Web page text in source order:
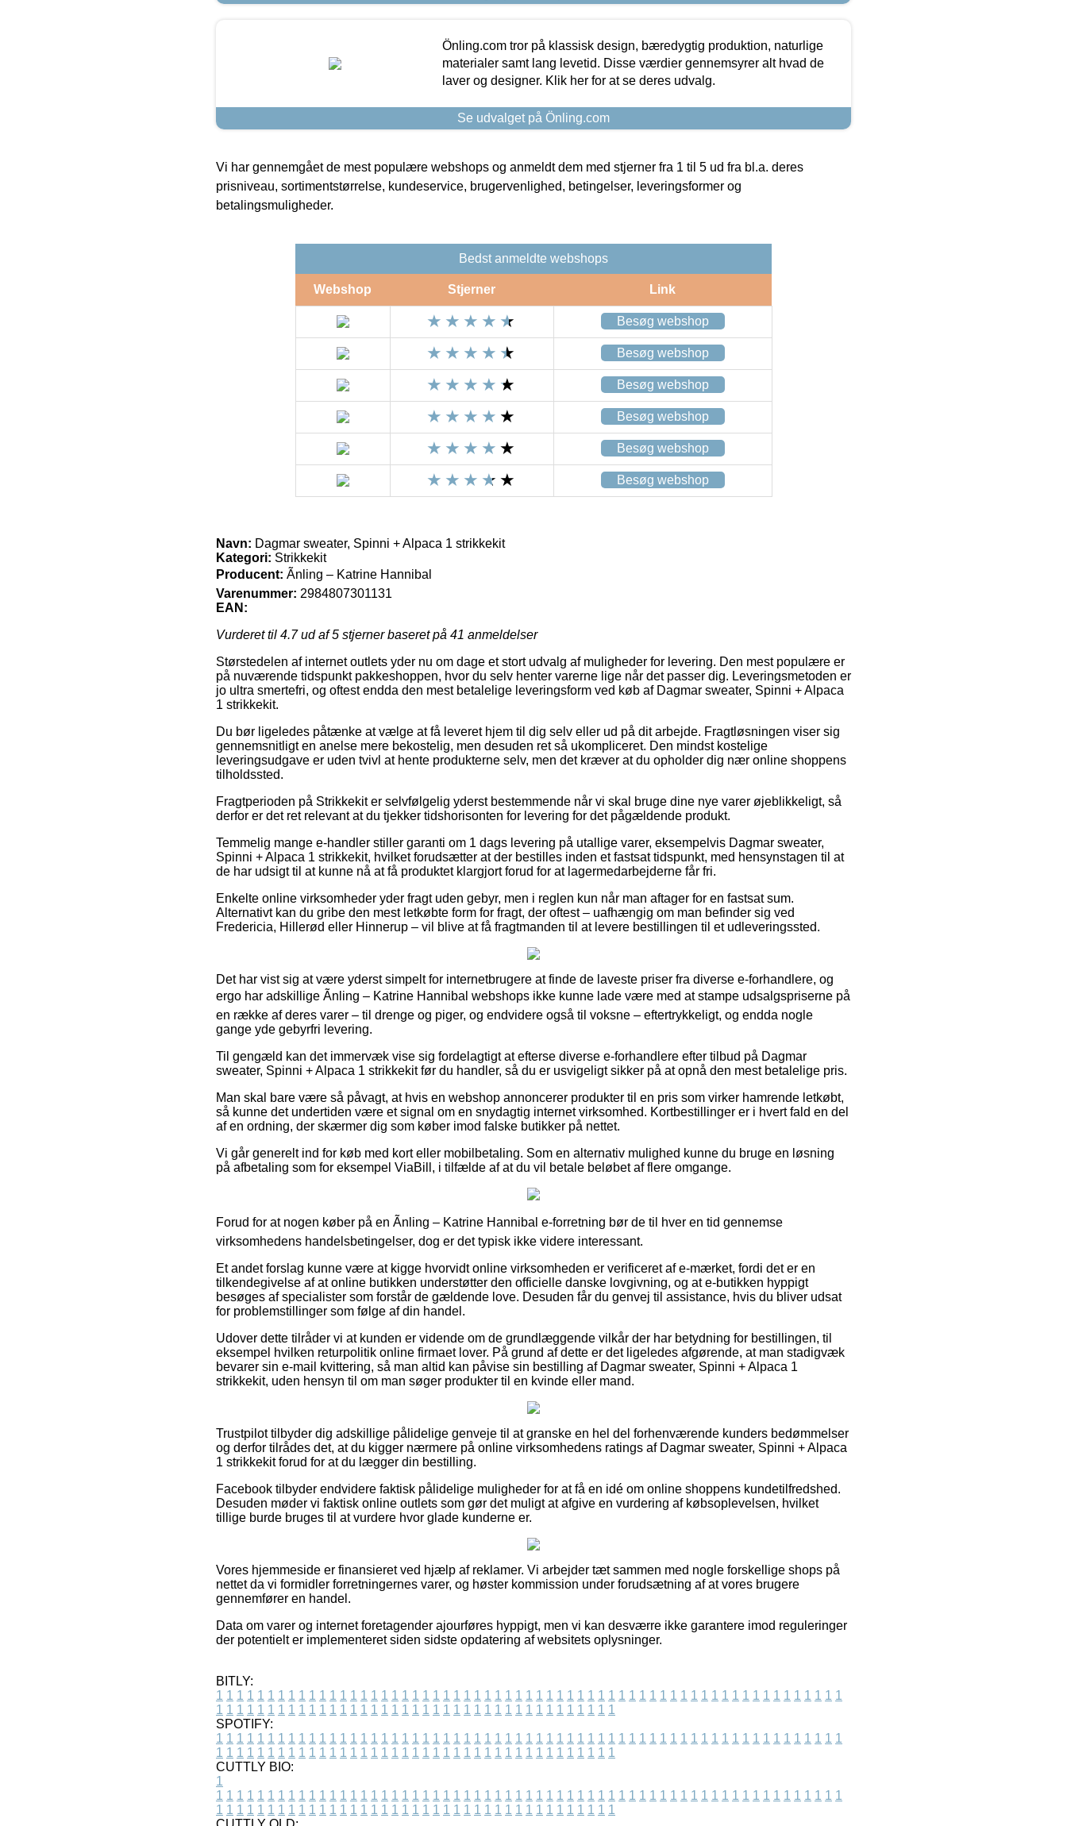
Önling.com tror på klassisk design, bæredygtig produktion, naturlige
materialer samt lang levetid. Disse værdier gennemsyrer alt hvad de
laver og designer. Klik her for at se deres udvalg.
Se udvalget på Önling.com
Vi har gennemgået de mest populære webshops og anmeldt dem med stjerner fra 1 til 5 ud fra bl.a. deres
prisniveau, sortimentstørrelse, kundeservice, brugervenlighed, betingelser, leveringsformer og
betalingsmuligheder.
Bedst anmeldte webshops
Webshop Stjerner Link
Besøg webshop
Besøg webshop
Besøg webshop
Besøg webshop
Besøg webshop
Besøg webshop
Navn: Dagmar sweater, Spinni + Alpaca 1 strikkekit
Kategori: Strikkekit
Producent: Ãnling – Katrine Hannibal
Varenummer: 2984807301131
EAN:
Vurderet til 4.7ud af 5 stjerner baseret på 41 anmeldelser
Størstedelen af internet outlets yder nu om dage et stort udvalg af muligheder for levering. Den mest populære er
på nuværende tidspunkt pakkeshoppen, hvor du selv henter varerne lige når det passer dig. Leveringsmetoden er
jo ultra smertefri, og oftest endda den mest betalelige leveringsform ved køb af Dagmar sweater, Spinni + Alpaca
1 strikkekit.
Du bør ligeledes påtænke at vælge at få leveret hjem til dig selv eller ud på dit arbejde. Fragtløsningen viser sig
gennemsnitligt en anelse mere bekostelig, men desuden ret så ukompliceret. Den mindst kostelige
leveringsudgave er uden tvivl at hente produkterne selv, men det kræver at du opholder dig nær online shoppens
tilholdssted.
Fragtperioden på Strikkekit er selvfølgelig yderst bestemmende når vi skal bruge dine nye varer øjeblikkeligt, så
derfor er det ret relevant at du tjekker tidshorisonten for levering for det pågældende produkt.
Temmelig mange e-handler stiller garanti om 1 dags levering på utallige varer, eksempelvis Dagmar sweater,
Spinni + Alpaca 1 strikkekit, hvilket forudsætter at der bestilles inden et fastsat tidspunkt, med hensynstagen til at
de har udsigt til at kunne nå at få produktet klargjort forud for at lagermedarbejderne får fri.
Enkelte online virksomheder yder fragt uden gebyr, men i reglen kun når man aftager for en fastsat sum.
Alternativt kan du gribe den mest letkøbte form for fragt, der oftest – uafhængig om man befinder sig ved
Fredericia, Hillerød eller Hinnerup – vil blive at få fragtmanden til at levere bestillingen til et udleveringssted.
Det har vist sig at være yderst simpelt for internetbrugere at finde de laveste priser fra diverse e-forhandlere, og
ergo har adskillige Ãnling – Katrine Hannibal webshops ikke kunne lade være med at stampe udsalgspriserne på
en række af deres varer – til drenge og piger, og endvidere også til voksne – eftertrykkeligt, og endda nogle
gange yde gebyrfri levering.
Til gengæld kan det immervæk vise sig fordelagtigt at efterse diverse e-forhandlere efter tilbud på Dagmar
sweater, Spinni + Alpaca 1 strikkekit før du handler, så du er usvigeligt sikker på at opnå den mest betalelige pris.
Man skal bare være så påvagt, at hvis en webshop annoncerer produkter til en pris som virker hamrende letkøbt,
så kunne det undertiden være et signal om en snydagtig internet virksomhed. Kortbestillinger er i hvert fald en del
af en ordning, der skærmer dig som køber imod falske butikker på nettet.
Vi går generelt ind for køb med kort eller mobilbetaling. Som en alternativ mulighed kunne du bruge en løsning
på afbetaling som for eksempel ViaBill, i tilfælde af at du vil betale beløbet af flere omgange.
Forud for at nogen køber på en Ãnling – Katrine Hannibal e-forretning bør de til hver en tid gennemse
virksomhedens handelsbetingelser, dog er det typisk ikke videre interessant.
Et andet forslag kunne være at kigge hvorvidt online virksomheden er verificeret af e-mærket, fordi det er en
tilkendegivelse af at online butikken understøtter den officielle danske lovgivning, og at e-butikken hyppigt
besøges af specialister som forstår de gældende love. Desuden får du genvej til assistance, hvis du bliver udsat
for problemstillinger som følge af din handel.
Udover dette tilråder vi at kunden er vidende om de grundlæggende vilkår der har betydning for bestillingen, til
eksempel hvilken returpolitik online firmaet lover. På grund af dette er det ligeledes afgørende, at man stadigvæk
bevarer sin e-mail kvittering, så man altid kan påvise sin bestilling af Dagmar sweater, Spinni + Alpaca 1
strikkekit, uden hensyn til om man søger produkter til en kvinde eller mand.
Trustpilot tilbyder dig adskillige pålidelige genveje til at granske en hel del forhenværende kunders bedømmelser
og derfor tilrådes det, at du kigger nærmere på online virksomhedens ratings af Dagmar sweater, Spinni + Alpaca
1 strikkekit forud for at du lægger din bestilling.
Facebook tilbyder endvidere faktisk pålidelige muligheder for at få en idé om online shoppens kundetilfredshed.
Desuden møder vi faktisk online outlets som gør det muligt at afgive en vurdering af købsoplevelsen, hvilket
tillige burde bruges til at vurdere hvor glade kunderne er.
Vores hjemmeside er finansieret ved hjælp af reklamer. Vi arbejder tæt sammen med nogle forskellige shops på
nettet da vi formidler forretningernes varer, og høster kommission under forudsætning af at vores brugere
gennemfører en handel.
Data om varer og internet foretagender ajourføres hyppigt, men vi kan desværre ikke garantere imod reguleringer
der potentielt er implementeret siden sidste opdatering af websitets oplysninger.
BITLY:
1 1 1 1 1 1 1 1 1 1 1 1 1 1 1 1 1 1 1 1 1 1 1 1 1 1 1 1 1 1 1 1 1 1 1 1 1 1 1 1 1 1 1 1 1 1 1 1 1 1 1 1 1 1 1 1 1 1 1 1 1
1 1 1 1 1 1 1 1 1 1 1 1 1 1 1 1 1 1 1 1 1 1 1 1 1 1 1 1 1 1 1 1 1 1 1 1 1 1 1
SPOTIFY:
1 1 1 1 1 1 1 1 1 1 1 1 1 1 1 1 1 1 1 1 1 1 1 1 1 1 1 1 1 1 1 1 1 1 1 1 1 1 1 1 1 1 1 1 1 1 1 1 1 1 1 1 1 1 1 1 1 1 1 1 1
1 1 1 1 1 1 1 1 1 1 1 1 1 1 1 1 1 1 1 1 1 1 1 1 1 1 1 1 1 1 1 1 1 1 1 1 1 1 1
CUTTLY BIO:
1
1 1 1 1 1 1 1 1 1 1 1 1 1 1 1 1 1 1 1 1 1 1 1 1 1 1 1 1 1 1 1 1 1 1 1 1 1 1 1 1 1 1 1 1 1 1 1 1 1 1 1 1 1 1 1 1 1 1 1 1 1
1 1 1 1 1 1 1 1 1 1 1 1 1 1 1 1 1 1 1 1 1 1 1 1 1 1 1 1 1 1 1 1 1 1 1 1 1 1 1